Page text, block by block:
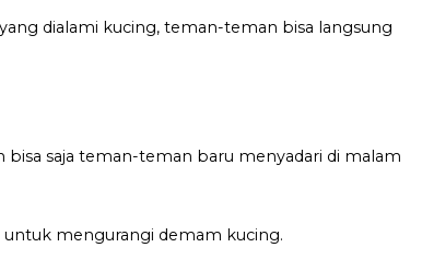
dialami kucing, teman-teman bisa langsung
saja teman-teman baru menyadari di malam
mengurangi demam kucing.